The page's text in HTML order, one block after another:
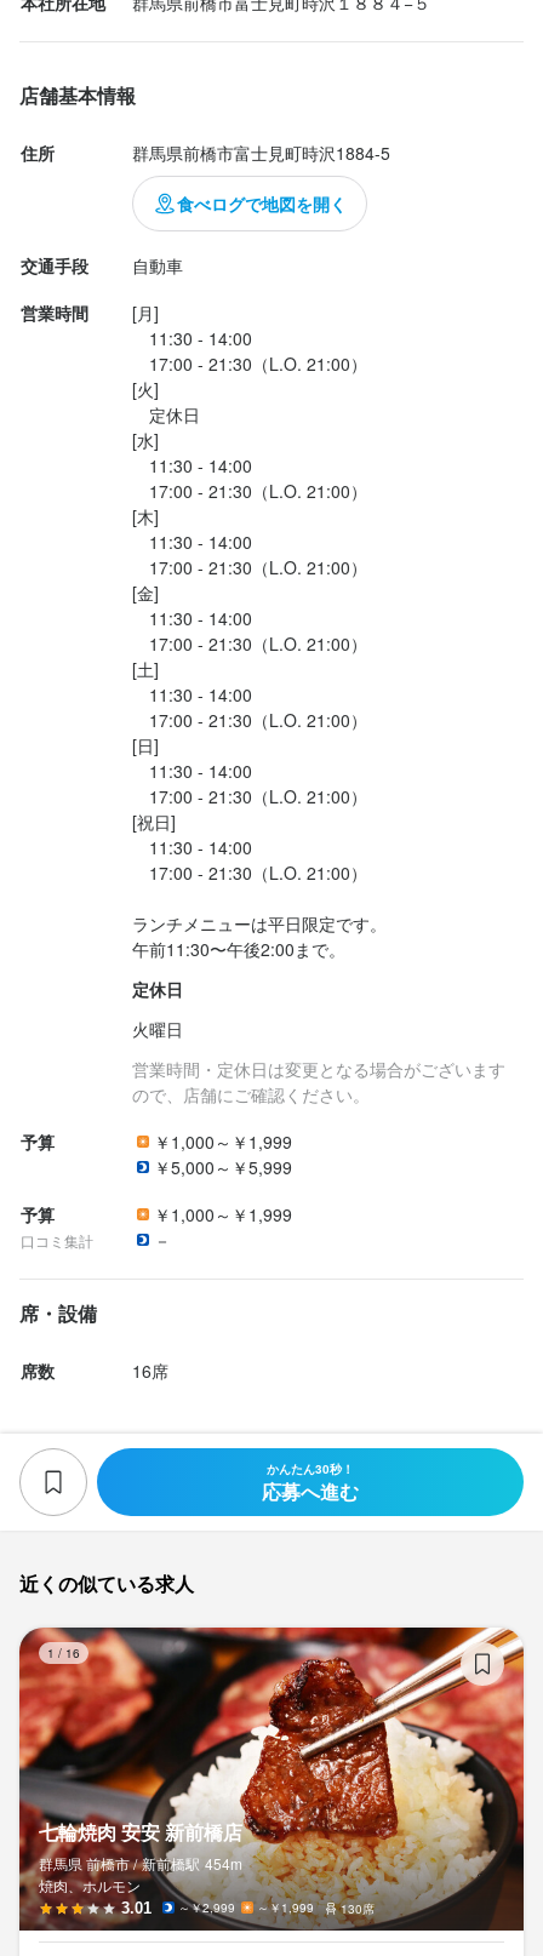
某○○飯店と同じく、カラフルな盛り付けに、
でも、みかんが意外といい仕事するw
ドレッシングが3種くるのも、有難い。
牛の香りのする、サクサクのタン。
☆やわらかホルモン
プルプル。焼き加減がわからん！！
火が通ったのかな？と思い、食べてみると、
溶けるほるもん。
なんだこりゃー。
店舗基本情報
住所 群馬県前橋市富士見町時沢1884-5
食べログで地図を開く
交通手段
自動車
営業時間
[月]
11:30 - 14:00
17:00 - 21:30（L.O. 21:00）
[火]
定休日
[水]
11:30 - 14:00
17:00 - 21:30（L.O. 21:00）
[木]
11:30 - 14:00
17:00 - 21:30（L.O. 21:00）
[金]
11:30 - 14:00
17:00 - 21:30（L.O. 21:00）
[土]
11:30 - 14:00
17:00 - 21:30（L.O. 21:00）
[日]
11:30 - 14:00
17:00 - 21:30（L.O. 21:00）
[祝日]
11:30 - 14:00
17:00 - 21:30（L.O. 21:00）
ランチメニューは平日限定です。
午前11:30〜午後2:00まで。
定休日
火曜日
営業時間・定休日は変更となる場合がございます
ので、店舗にご確認ください。
予算
￥1,000～￥1,999
￥5,000～￥5,999
予算
口コミ集計
￥1,000～￥1,999
－
席・設備
席数 16席
かんたん30秒！
応募へ進む
近くの似ている求人
1 / 16
七輪焼肉 安安 新前橋店
群馬県 前橋市 / 新前橋駅 454m
焼肉、ホルモン
3.01 ～￥2,999 ～￥1,999 130席